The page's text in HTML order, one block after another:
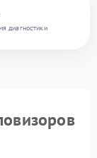
диагностики